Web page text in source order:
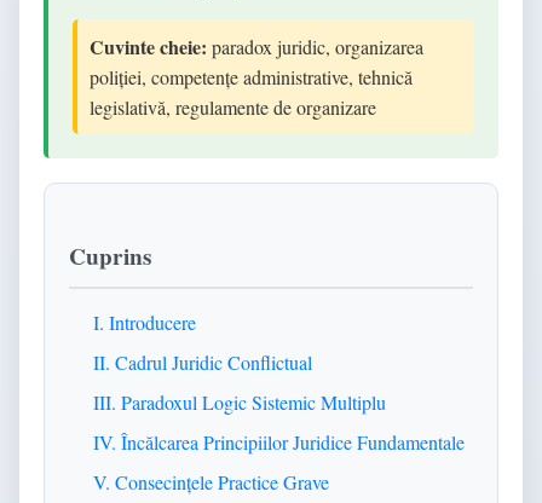
Cuvinte cheie: paradox juridic, organizarea
poliției, competențe administrative, tehnică
legislativă, regulamente de organizare
Cuprins
I. Introducere
II. Cadrul Juridic Conflictual
III. Paradoxul Logic Sistemic Multiplu
IV. Încălcarea Principiilor Juridice Fundamentale
V. Consecințele Practice Grave